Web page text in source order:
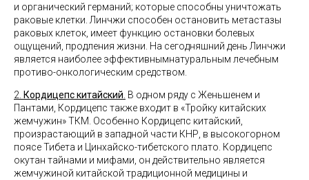
и органический германий; которые способны уничтожать
раковые клетки. Линчжи способен остановить метастазы
раковых клеток, имеет функцию остановки болевых
ощущений, продления жизни. На сегодняшний день Линчжи
является наиболее эффективнымнатуральным лечебным
противо-онкологическим средством.
2. Кордицепс китайский В одном ряду с Женьшенем и
Пантами, Кордицепс также входит в «Тройку китайских
жемчужин» ТКМ. Особенно Кордицепс китайский,
произрастающий в западной части КНР, в высокогорном
поясе Тибета и Цинхайско-тибетского плато. Кордицепс
окутан тайнами и мифами, он действительно является
жемчужиной китайской традиционной медицины и